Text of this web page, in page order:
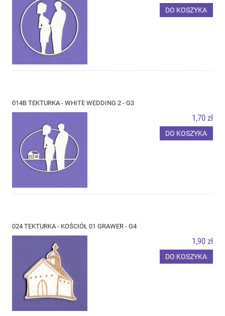
DO KOSZYKA
014B TEKTURKA - WHITE WEDDING 2 - G3
1,70 zł
DO KOSZYKA
024 TEKTURKA - KOŚCIÓŁ 01 GRAWER - G4
1,90 zł
DO KOSZYKA